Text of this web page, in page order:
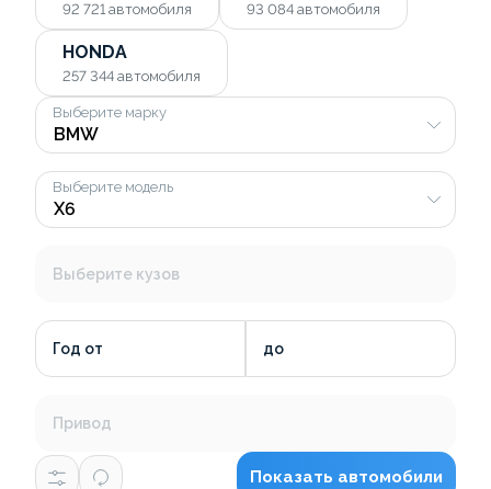
92 721 автомобиля 93 084 автомобиля
HONDA
257 344 автомобиля
Выберите марку
Выберите модель
Выберите кузов
Год от до
Привод
Показать автомобили